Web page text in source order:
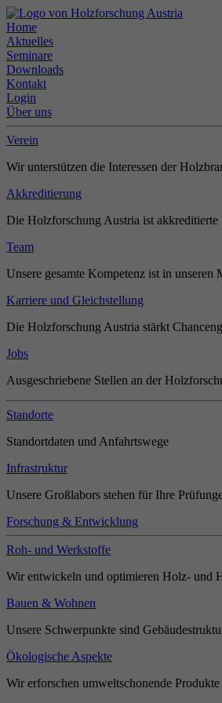
Home
Aktuelles
Seminare
Downloads
Kontakt
Login
Über uns
Verein
Wir unterstützen die Interessen der
Akkreditierung
Die Holzforschung Austria ist akkreditierte
Team
Unsere gesamte Kompetenz ist in unseren
Karriere und Gleichstellung
Die Holzforschung Austria stärkt
Jobs
Ausgeschriebene Stellen an der
Standorte
Standortdaten und Anfahrtswege
Infrastruktur
Unsere Großlabors stehen für Ihre
Forschung & Entwicklung
Roh- und Werkstoffe
Wir entwickeln und optimieren Holz- und
Bauen & Wohnen
Unsere Schwerpunkte sind
Ökologische Aspekte
Wir erforschen umweltschonende